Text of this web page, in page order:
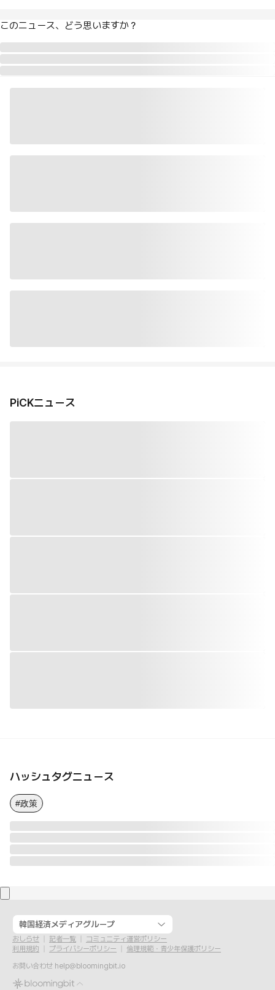
このニュース、どう思いますか？
PiCKニュース
ハッシュタグニュース
#政策
韓国経済メディアグループ
おしらせ 記者一覧
コミュニティ運営ポリシー
利用規約
プライバシーポリシー
倫理規範・青少年保護ポリシー
お問い合わせ help@bloomingbit.io